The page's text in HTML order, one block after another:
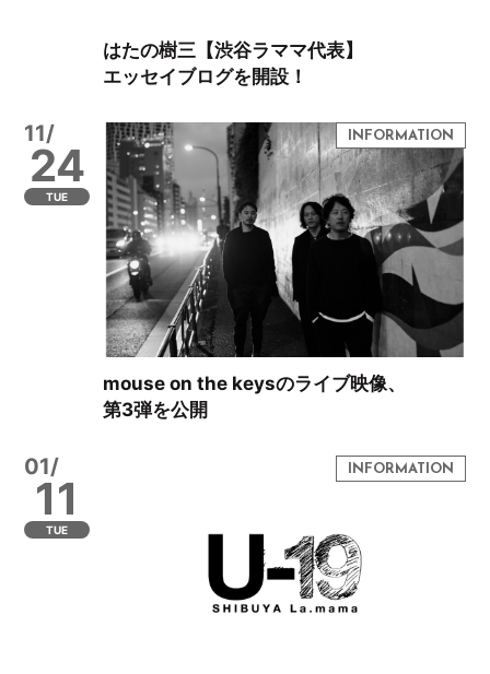
はたの樹三【渋谷ラママ代表】
エッセイブログを開設！
11/
24
TUE
mouse on the keysのライブ映像、
第3弾を公開
01/
11
TUE